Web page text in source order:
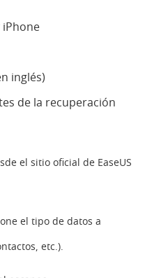
iPhone
inglés)
de la recuperación
el sitio oficial de EaseUS
el tipo de datos a
etc.).